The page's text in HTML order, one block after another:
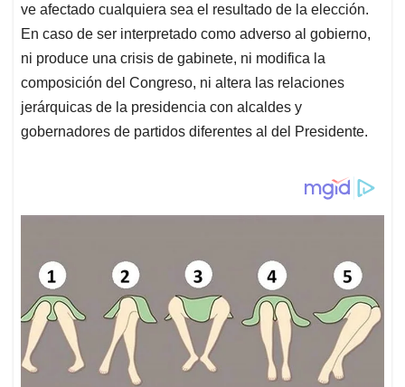
ve afectado cualquiera sea el resultado de la elección.
En caso de ser interpretado como adverso al gobierno,
ni produce una crisis de gabinete, ni modifica la
composición del Congreso, ni altera las relaciones
jerárquicas de la presidencia con alcaldes y
gobernadores de partidos diferentes al del Presidente.